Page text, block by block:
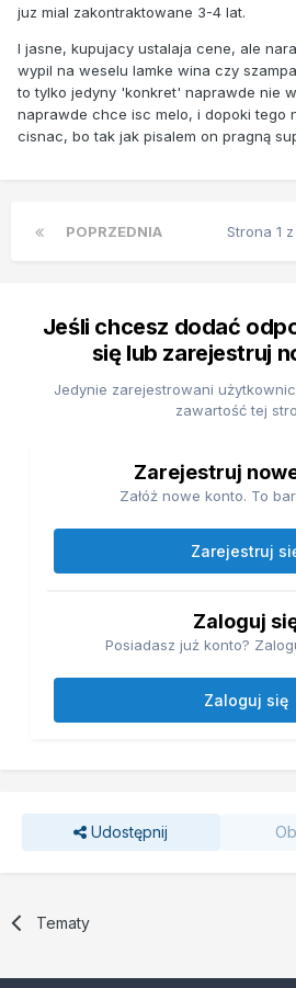
juz mial zakontraktowane 3-4 lat.
I jasne, kupujacy ustalaja cene, ale
wypil na weselu lamke wina czy
to tylko jedyny 'konkret' naprawde nie
naprawde chce isc melo, i dopoki tego
cisnac, bo tak jak pisalem on pragną
POPRZEDNIA Strona 1
Jeśli chcesz dodać
się lub zarejestruj
Jedynie zarejestrowani
zawartość tej
Zarejestruj
Załóż nowe konto. To
Zarejestruj
Zaloguj
Posiadasz już konto?
Zaloguj się
Udostępnij
Tematy